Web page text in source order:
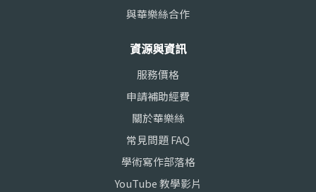
與華樂絲合作
資源與資訊
服務價格
申請補助經費
關於華樂絲
常見問題 FAQ
學術寫作部落格
YouTube 教學影片